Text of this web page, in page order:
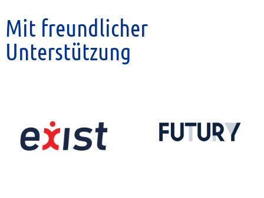
Mit freundlicher
Unterstützung